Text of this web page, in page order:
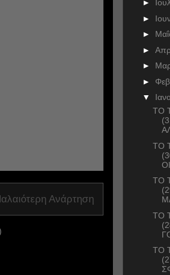
Ανάρτηση
►
►
►
►
►
►
▼
ΤΟ
ΤΟ
ΤΟ
ΤΟ
ΤΟ